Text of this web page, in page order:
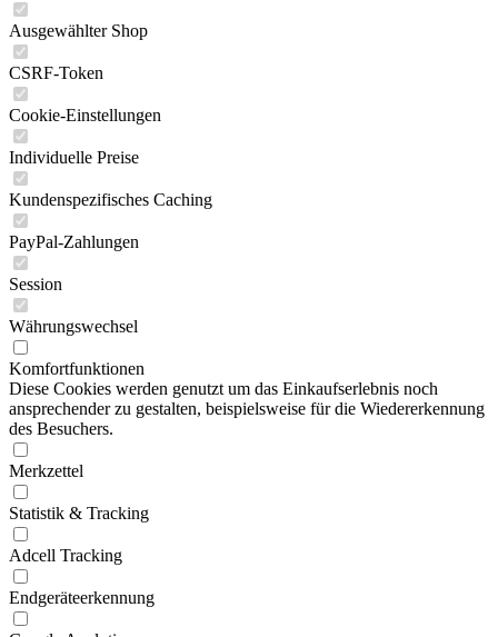
Ausgewählter Shop
CSRF-Token
Cookie-Einstellungen
Individuelle Preise
Kundenspezifisches Caching
PayPal-Zahlungen
Session
Währungswechsel
Komfortfunktionen
Diese Cookies werden genutzt um das Einkaufserlebnis noch
ansprechender zu gestalten, beispielsweise für die Wiedererkennung
des Besuchers.
Merkzettel
Statistik & Tracking
Adcell Tracking
Endgeräteerkennung